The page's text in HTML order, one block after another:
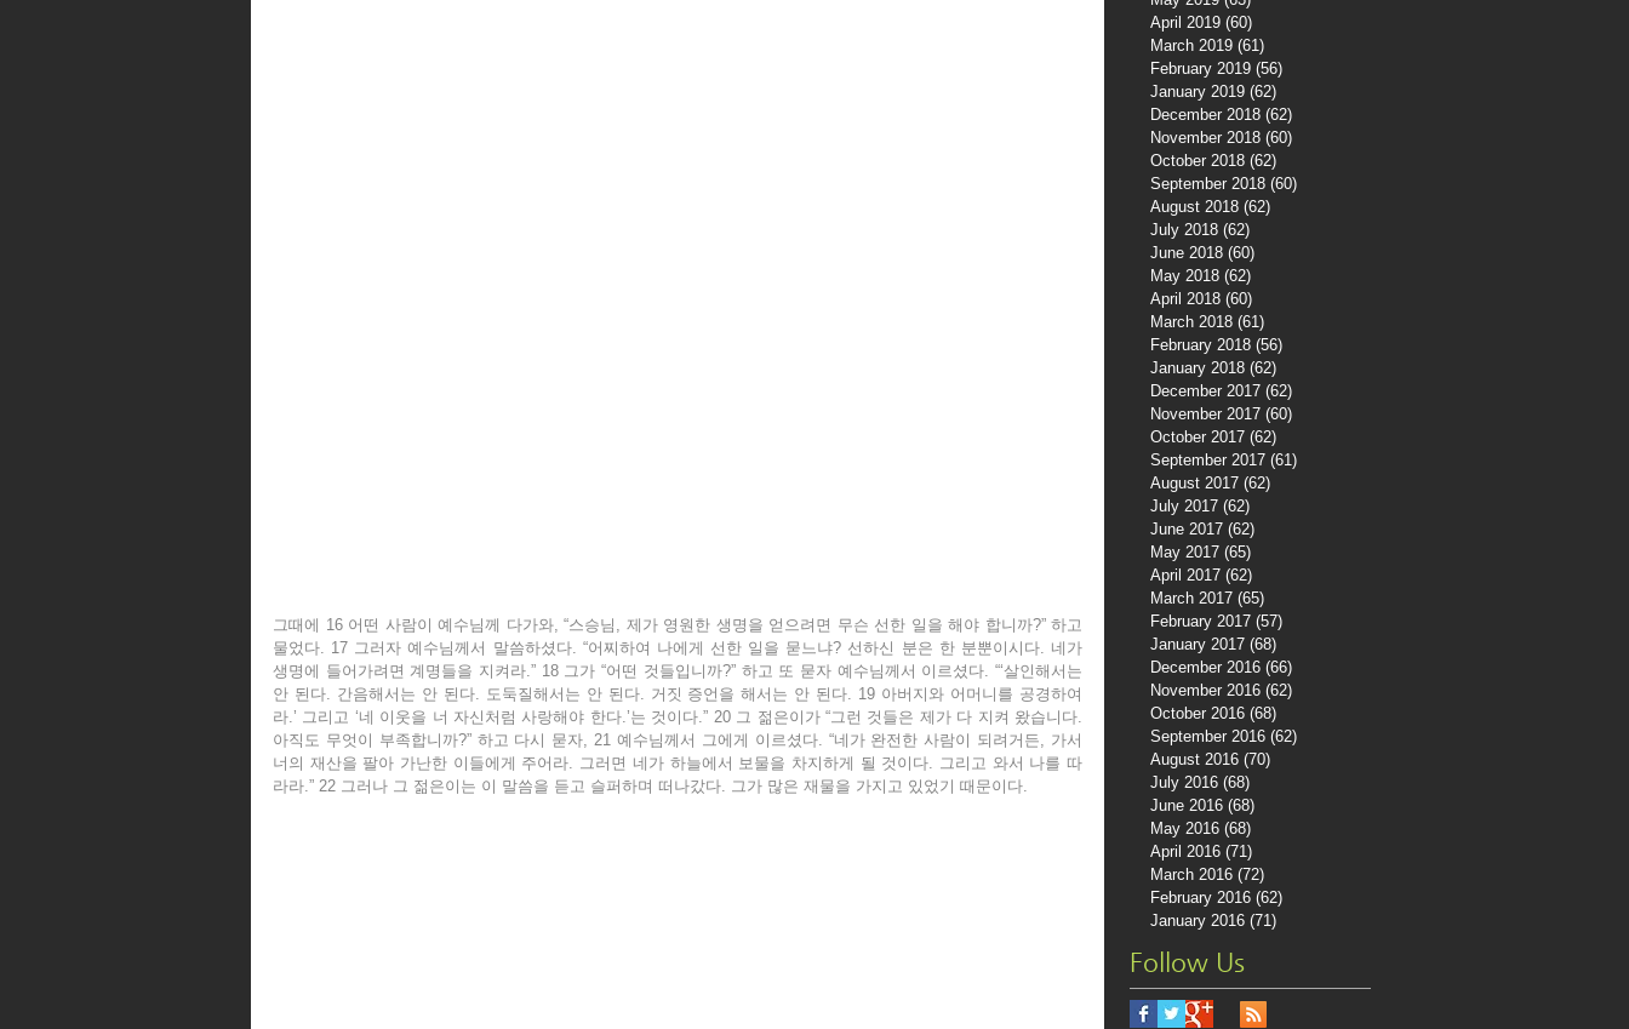
April 2019 (60)
March 2019 (61)
February 2019 (56)
January 2019 (62)
December 2018 (62)
November 2018 (60)
October 2018 (62)
September 2018 (60)
August 2018 (62)
July 2018 (62)
June 2018 (60)
May 2018 (62)
April 2018 (60)
March 2018 (61)
February 2018 (56)
January 2018 (62)
December 2017 (62)
November 2017 (60)
October 2017 (62)
September 2017 (61)
August 2017 (62)
July 2017 (62)
June 2017 (62)
May 2017 (65)
April 2017 (62)
March 2017 (65)
February 2017 (57)
January 2017 (68)
December 2016 (66)
November 2016 (62)
October 2016 (68)
September 2016 (62)
August 2016 (70)
July 2016 (68)
June 2016 (68)
May 2016 (68)
April 2016 (71)
March 2016 (72)
February 2016 (62)
January 2016 (71)
Follow Us
그때에 16 어떤 사람이 예수님께 다가와, “스승님, 제가 영원한 생명을 얻으려면 무슨 선한 일을 해야 합니까?” 하고
물었다. 17 그러자 예수님께서 말씀하셨다. “어찌하여 나에게 선한 일을 묻느냐? 선하신 분은 한 분뿐이시다. 네가
생명에 들어가려면 계명들을 지켜라.” 18 그가 “어떤 것들입니까?” 하고 또 묻자 예수님께서 이르셨다. “‘살인해서는
안 된다. 간음해서는 안 된다. 도둑질해서는 안 된다. 거짓 증언을 해서는 안 된다. 19 아버지와 어머니를 공경하여
라.’ 그리고 ‘네 이웃을 너 자신처럼 사랑해야 한다.’는 것이다.” 20 그 젊은이가 “그런 것들은 제가 다 지켜 왔습니다.
아직도 무엇이 부족합니까?” 하고 다시 묻자, 21 예수님께서 그에게 이르셨다. “네가 완전한 사람이 되려거든, 가서
너의 재산을 팔아 가난한 이들에게 주어라. 그러면 네가 하늘에서 보물을 차지하게 될 것이다. 그리고 와서 나를 따
라라.” 22 그러나 그 젊은이는 이 말씀을 듣고 슬퍼하며 떠나갔다. 그가 많은 재물을 가지고 있었기 때문이다.